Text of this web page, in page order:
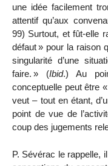
une idée facilement
attentif qu’aux
99) Surtout, et fût-elle
défaut» pour la raison
singularité d’une
faire. » (Ibid.) Au
conceptuelle peut être «
veut – tout en étant,
point de vue de
coup des jugements
P. Sévérac le rappelle,